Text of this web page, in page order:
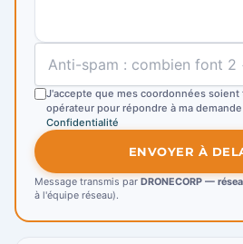
J'accepte que mes coordonnées soient
opérateur pour répondre à ma
Confidentialité
ENVOYER À
Message transmis par DRONECORP —
à l'équipe réseau).